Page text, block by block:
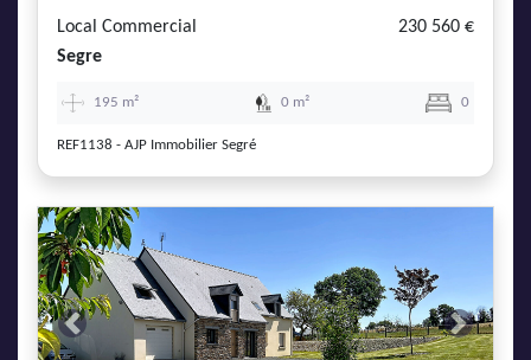
Local Commercial
230 560 €
Segre
195 m² 0 m² 0
REF1138 - AJP Immobilier Segré
Previous Next